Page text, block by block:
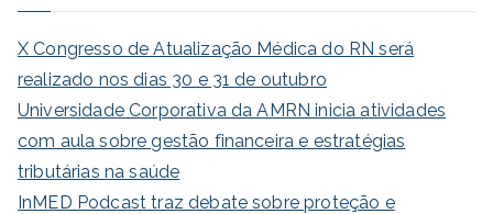
i
s
r
X Congresso de Atualização Médica do RN será
realizado nos dias 30 e 31 de outubro
Universidade Corporativa da AMRN inicia atividades
com aula sobre gestão financeira e estratégias
tributárias na saúde
InMED Podcast traz debate sobre proteção e